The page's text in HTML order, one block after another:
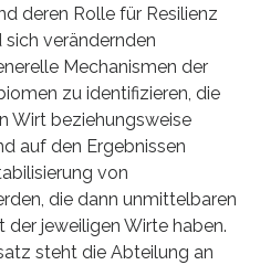
deren Rolle für Resilienz
verändernden
Mechanismen der
zu identifizieren, die
Wirt beziehungsweise
auf den Ergebnissen
von
die dann unmittelbaren
der jeweiligen Wirte haben.
steht die Abteilung an